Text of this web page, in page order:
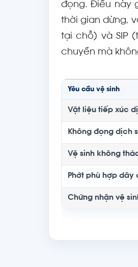
đọng. Điều này
thời gian dừng,
tại chỗ) và SIP
chuyền mà
Yêu cầu vệ sinh
Vật liệu tiếp xúc
Không đọng dịch
Vệ sinh không
Phớt phù hợp dây
Chứng nhận vệ